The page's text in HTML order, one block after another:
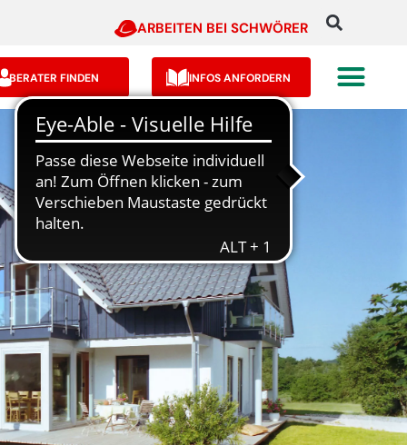
ARBEITEN BEI SCHWÖRER
BERATER FINDEN INFOS ANFORDERN